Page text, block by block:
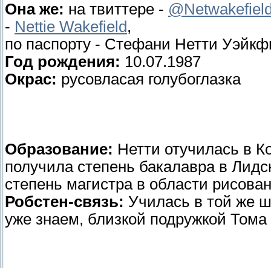
Она же: на твиттере -
- Nettie Wakefield,
по паспорту - Стефани Нетти
Год рождения: 10.07.1987
Окрас: русовласая голубоглазка
Образование: Нетти отучилась в
получила степень бакалавра в
степень магистра в области
Робстен-связь: Училась в той же
уже знаем, близкой подружкой Тома